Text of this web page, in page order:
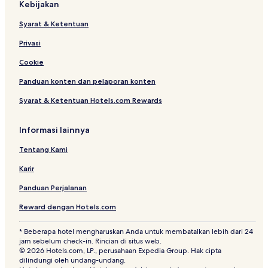
Kebijakan
Syarat & Ketentuan
Privasi
Cookie
Panduan konten dan pelaporan konten
Syarat & Ketentuan Hotels.com Rewards
Informasi lainnya
Tentang Kami
Karir
Panduan Perjalanan
Reward dengan Hotels.com
* Beberapa hotel mengharuskan Anda untuk membatalkan lebih dari 24
jam sebelum check-in. Rincian di situs web.
© 2026 Hotels.com, LP., perusahaan Expedia Group. Hak cipta
dilindungi oleh undang-undang.